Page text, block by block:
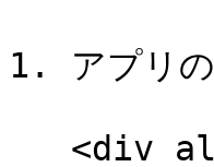
1. アプリの